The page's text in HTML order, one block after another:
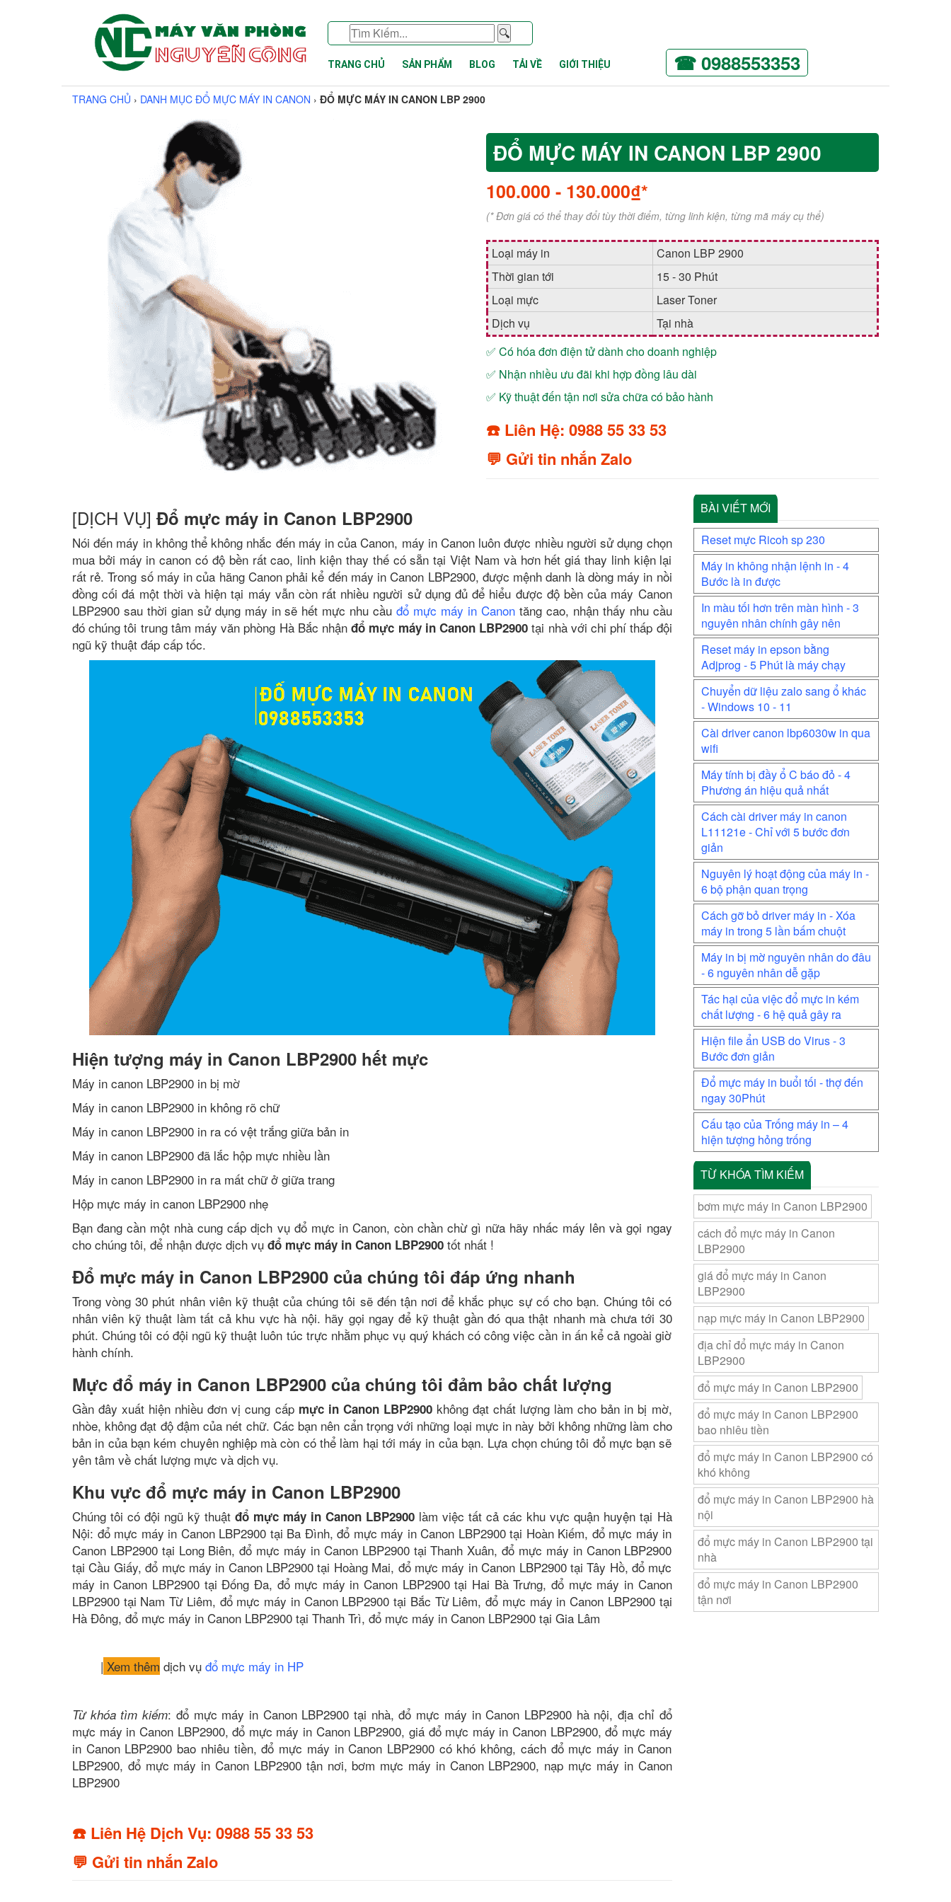
🔍
TRANG CHỦ SẢN PHẨM BLOG TẢI VỀ GIỚI THIỆU ☎ 0988553353
TRANG CHỦ › DANH MỤC ĐỔ MỰC MÁY IN CANON › ĐỔ MỰC MÁY IN CANON LBP 2900
ĐỔ MỰC MÁY IN CANON LBP 2900
100.000 - 130.000₫*
(* Đơn giá có thể thay đổi tùy thời điểm, từng linh kiện, từng mã máy cụ thể)
Loại máy in
Canon LBP 2900
Thời gian tới
15 - 30 Phút
Loại mực
Laser Toner
Dịch vụ
Tại nhà
✅ Có hóa đơn điện tử dành cho doanh nghiệp
✅ Nhận nhiều ưu đãi khi hợp đồng lâu dài
✅ Kỹ thuật đến tận nơi sửa chữa có bảo hành
☎️ Liên Hệ: 0988 55 33 53
💬 Gửi tin nhắn Zalo
[DỊCH VỤ] Đổ mực máy in Canon LBP2900
Nói đến máy in không thể không nhắc đến máy in của Canon, máy in Canon luôn được nhiều người sử dụng chọn
mua bởi máy in canon có độ bền rất cao, linh kiện thay thế có sẵn tại Việt Nam và hơn hết giá thay linh kiện lại
rất rẻ. Trong số máy in của hãng Canon phải kể đến máy in Canon LBP2900, được mệnh danh là dòng máy in nồi
đồng cối đá một thời và hiện tại máy vẫn còn rất nhiều người sử dụng đủ để hiểu được độ bền của máy Canon
LBP2900 sau thời gian sử dụng máy in sẽ hết mực nhu cầuđổ mực máy in Canontăng cao, nhận thấy nhu cầu
đó chúng tôi trung tâm máy văn phòng Hà Bắc nhậnđổ mực máy in Canon LBP2900 tại nhà với chi phí thấp đội
ngũ kỹ thuật đáp cấp tốc.
Hiện tượng máy in Canon LBP2900 hết mực
Máy in canon LBP2900 in bị mờ
Máy in canon LBP2900 in không rõ chữ
Máy in canon LBP2900 in ra có vệt trắng giữa bản in
Máy in canon LBP2900 đã lắc hộp mực nhiều lần
Máy in canon LBP2900 in ra mất chữ ở giữa trang
Hộp mực máy in canon LBP2900 nhẹ
Bạn đang cần một nhà cung cấp dịch vụ đổ mực in Canon, còn chần chừ gì nữa hãy nhấc máy lên và gọi ngay
cho chúng tôi, để nhận được dịch vụ đổ mực máy in Canon LBP2900 tốt nhất !
Đổ mực máy in Canon LBP2900 của chúng tôi đáp ứng nhanh
Trong vòng 30 phút nhân viên kỹ thuật của chúng tôi sẽ đến tận nơi để khắc phục sự cố cho bạn. Chúng tôi có
nhân viên kỹ thuật làm tất cả khu vực hà nội. hãy gọi ngay để kỹ thuật gần đó qua thật nhanh mà chưa tới 30
phút. Chúng tôi có đội ngũ kỹ thuật luôn túc trực nhằm phục vụ quý khách có công việc cần in ấn kể cả ngoài giờ
hành chính.
Mực đổ máy in Canon LBP2900 của chúng tôi đảm bảo chất lượng
Gần đây xuất hiện nhiều đơn vị cung cấp mực in Canon LBP2900không đạt chất lượng làm cho bản in bị mờ,
nhòe, không đạt độ đậm của nét chữ. Các bạn nên cẩn trọng với những loại mực in này bởi không những làm cho
bản in của bạn kém chuyên nghiệp mà còn có thể làm hại tới máy in của bạn. Lựa chọn chúng tôi đổ mực bạn sẽ
yên tâm về chất lượng mực và dịch vụ.
Khu vực đổ mực máy in Canon LBP2900
Chúng tôi có đội ngũ kỹ thuậtđổ mực máy in Canon LBP2900 làm việc tất cả các khu vực quận huyện tại Hà
Nội: đổ mực máy in Canon LBP2900 tại Ba Đình, đổ mực máy in Canon LBP2900 tại Hoàn Kiếm, đổ mực máy in
Canon LBP2900 tại Long Biên, đổ mực máy in Canon LBP2900 tại Thanh Xuân, đổ mực máy in Canon LBP2900
tại Cầu Giấy, đổ mực máy in Canon LBP2900 tại Hoàng Mai, đổ mực máy in Canon LBP2900 tại Tây Hồ, đổ mực
máy in Canon LBP2900 tại Đống Đa, đổ mực máy in Canon LBP2900 tại Hai Bà Trưng, đổ mực máy in Canon
LBP2900 tại Nam Từ Liêm, đổ mực máy in Canon LBP2900 tại Bắc Từ Liêm, đổ mực máy in Canon LBP2900 tại
Hà Đông, đổ mực máy in Canon LBP2900 tại Thanh Trì, đổ mực máy in Canon LBP2900 tại Gia Lâm
| Xem thêm dịch vụ đổ mực máy in HP
Từ khóa tìm kiếm: đổ mực máy in Canon LBP2900 tại nhà, đổ mực máy in Canon LBP2900 hà nội, địa chỉ đổ
mực máy in Canon LBP2900, đổ mực máy in Canon LBP2900, giá đổ mực máy in Canon LBP2900, đổ mực máy
in Canon LBP2900 bao nhiêu tiền, đổ mực máy in Canon LBP2900 có khó không, cách đổ mực máy in Canon
LBP2900, đổ mực máy in Canon LBP2900 tận nơi, bơm mực máy in Canon LBP2900, nạp mực máy in Canon
LBP2900
☎️ Liên Hệ Dịch Vụ: 0988 55 33 53
💬 Gửi tin nhắn Zalo
BÀI VIẾT MỚI
Reset mực Ricoh sp 230
Máy in không nhận lệnh in - 4
Bước là in được
In màu tối hơn trên màn hình - 3
nguyên nhân chính gây nên
Reset máy in epson bằng
Adjprog - 5 Phút là máy chạy
Chuyển dữ liệu zalo sang ổ khác
- Windows 10 - 11
Cài driver canon lbp6030w in qua
wifi
Máy tính bị đầy ổ C báo đỏ - 4
Phương án hiệu quả nhất
Cách cài driver máy in canon
L11121e - Chỉ với 5 bước đơn
giản
Nguyên lý hoạt động của máy in -
6 bộ phận quan trọng
Cách gỡ bỏ driver máy in - Xóa
máy in trong 5 lần bấm chuột
Máy in bị mờ nguyên nhân do đâu
- 6 nguyên nhân dễ gặp
Tác hại của việc đổ mực in kém
chất lượng - 6 hệ quả gây ra
Hiện file ẩn USB do Virus - 3
Bước đơn giản
Đổ mực máy in buổi tối - thợ đến
ngay 30Phút
Cấu tạo của Trống máy in – 4
hiện tượng hỏng trống
TỪ KHÓA TÌM KIẾM
bơm mực máy in Canon LBP2900
cách đổ mực máy in Canon
LBP2900
giá đổ mực máy in Canon
LBP2900
nạp mực máy in Canon LBP2900
địa chỉ đổ mực máy in Canon
LBP2900
đổ mực máy in Canon LBP2900
đổ mực máy in Canon LBP2900
bao nhiêu tiền
đổ mực máy in Canon LBP2900 có
khó không
đổ mực máy in Canon LBP2900 hà
nội
đổ mực máy in Canon LBP2900 tại
nhà
đổ mực máy in Canon LBP2900
tận nơi